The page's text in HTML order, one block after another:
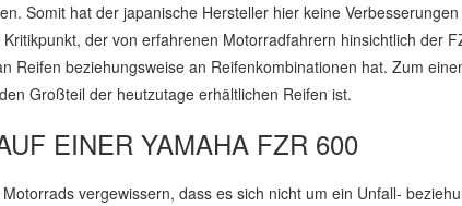
Somit hat der japanische Hersteller hier keine Verbesserungen
der von erfahrenen Motorradfahrern hinsichtlich der
Reifen beziehungsweise an Reifenkombinationen hat. Zum
Großteil der heutzutage erhältlichen Reifen ist.
EINER YAMAHA FZR 600
vergewissern, dass es sich nicht um ein Unfall-